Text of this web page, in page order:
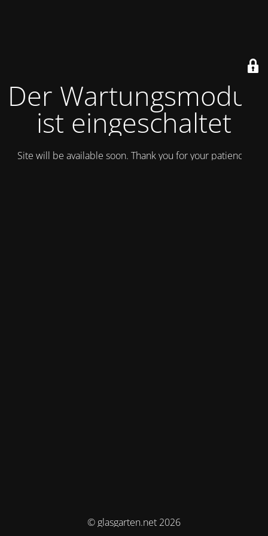
Der Wartungsmodus
ist eingeschaltet
Site will be available soon. Thank you for your patience!
© glasgarten.net 2026